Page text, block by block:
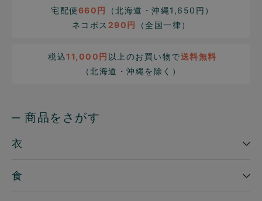
宅配便660円
（北海道・沖縄1,650円）
ネコポス 290円 （全国一律）
税込11,000円 以上のお買い物で送料無料
（北海道・沖縄を除く）
─ 商品をさがす
衣
食